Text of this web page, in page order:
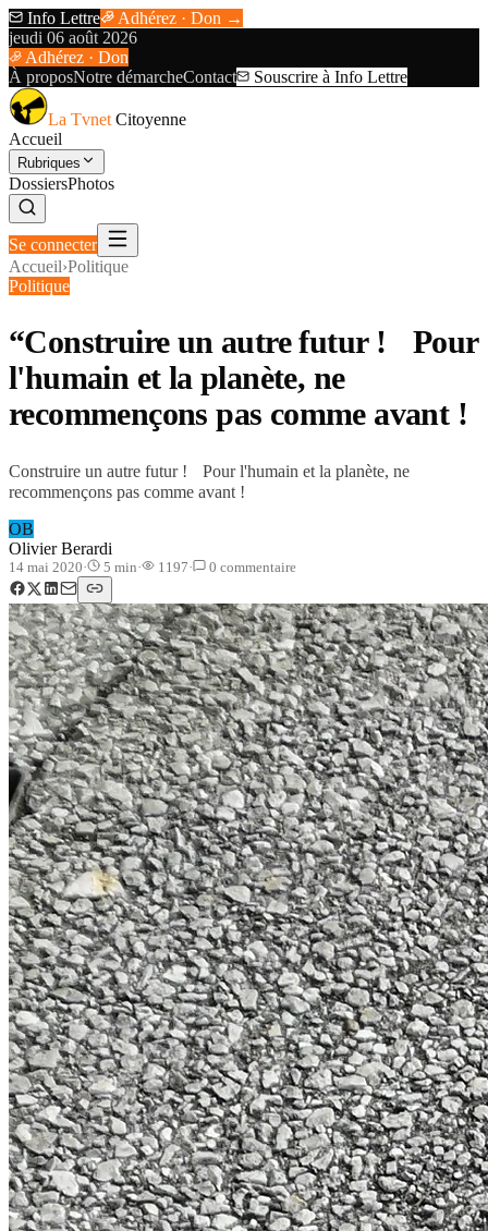
Info Lettre
Adhérez · Don →
jeudi 06 août 2026
Adhérez · Don
À proposNotre démarcheContact Souscrire à Info Lettre
La Tvnet Citoyenne
Accueil
Rubriques
DossiersPhotos
Se connecter
Accueil›Politique
Politique
“Construire un autre futur ! Pour
l'humain et la planète, ne
recommençons pas comme avant !
Construire un autre futur ! Pour l'humain et la planète, ne
recommençons pas comme avant !
OB
Olivier Berardi
14 mai 2020· 5 min· 1197· 0 commentaire